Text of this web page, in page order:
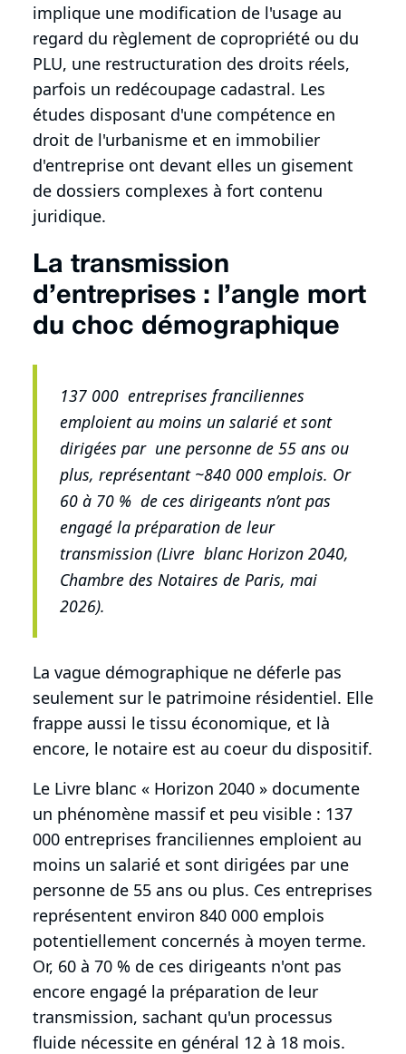
implique une modification de l'usage au
regard du règlement de copropriété ou du
PLU, une restructuration des droits réels,
parfois un redécoupage cadastral. Les
études disposant d'une compétence en
droit de l'urbanisme et en immobilier
d'entreprise ont devant elles un gisement
de dossiers complexes à fort contenu
juridique.
La transmission
d’entreprises : l’angle mort
du choc démographique
137 000 entreprises franciliennes
emploient au moins un salarié et sont
dirigées par une personne de 55 ans ou
plus, représentant ~840 000 emplois. Or
60 à 70 % de ces dirigeants n’ont pas
engagé la préparation de leur
transmission (Livre blanc Horizon 2040,
Chambre des Notaires de Paris, mai
2026).
La vague démographique ne déferle pas
seulement sur le patrimoine résidentiel. Elle
frappe aussi le tissu économique, et là
encore, le notaire est au coeur du dispositif.
Le Livre blanc « Horizon 2040 » documente
un phénomène massif et peu visible : 137
000 entreprises franciliennes emploient au
moins un salarié et sont dirigées par une
personne de 55 ans ou plus. Ces entreprises
représentent environ 840 000 emplois
potentiellement concernés à moyen terme.
Or, 60 à 70 % de ces dirigeants n'ont pas
encore engagé la préparation de leur
transmission, sachant qu'un processus
fluide nécessite en général 12 à 18 mois.